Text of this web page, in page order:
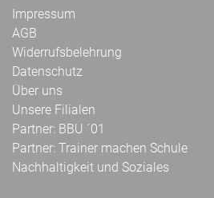
Impressum
AGB
Widerrufsbelehrung
Datenschutz
Über uns
Unsere Filialen
Partner: BBU ´01
Partner: Trainer machen Schule
Nachhaltigkeit und Soziales